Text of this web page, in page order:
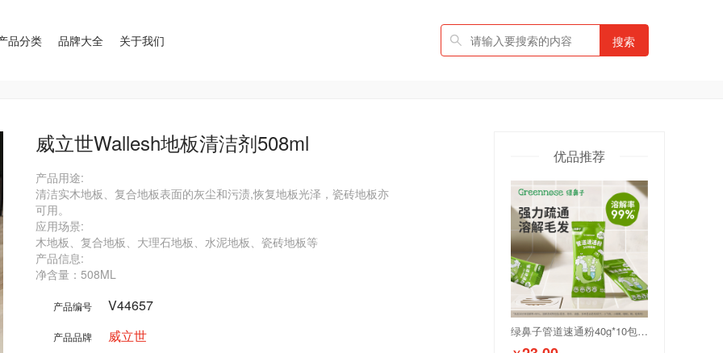
品分类 品牌大全 关于我们 搜索
威立世Wallesh地板清洁剂508ml
产品用途:
清洁实木地板、复合地板表面的灰尘和污渍,恢复地板光泽，瓷砖地板亦
可用。
应用场景:
木地板、复合地板、大理石地板、水泥地板、瓷砖地板等
产品信息:
净含量：508ML
产品编号 V44657
产品品牌 威立世
优品推荐
绿鼻子管道速通粉40g*10包/盒